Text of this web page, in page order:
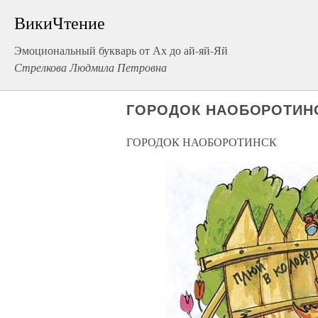
ВикиЧтение
Эмоциональный букварь от Ах до ай-яй-Яй
Стрелкова Людмила Петровна
ГОРОДОК
ГОРОДОК НАОБОРОТИНСК